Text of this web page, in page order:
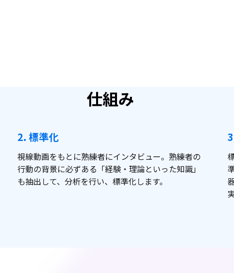
仕組み
2. 標準化
視線動画をもとに熟練者にインタビュー。熟練者の
行動の背景に必ずある「経験・理論といった知識」
も抽出して、分析を行い、標準化します。